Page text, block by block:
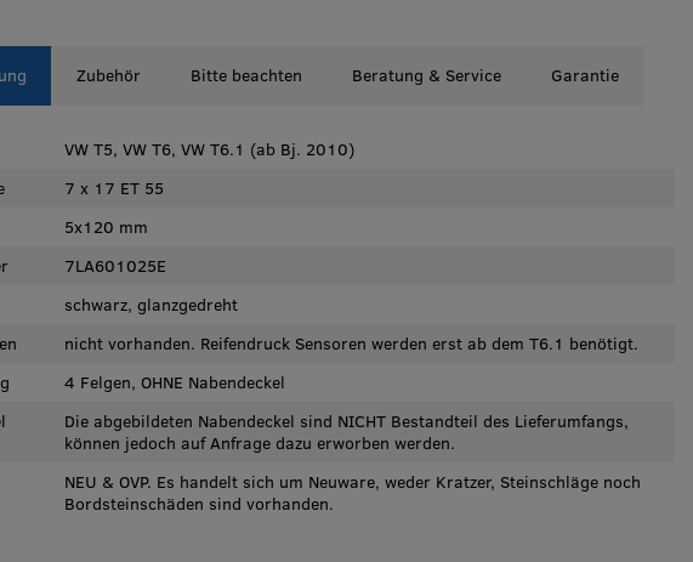
Zubehör Bitte beachten Beratung & Service Garantie
VW T5, VW T6, VW T6.1 (ab Bj. 2010)
7 x 17 ET 55
5x120 mm
7LA601025E
schwarz, glanzgedreht
nicht vorhanden. Reifendruck Sensoren werden erst ab dem T6.1 benötigt.
4 Felgen, OHNE Nabendeckel
Die abgebildeten Nabendeckel sind NICHT Bestandteil des Lieferumfangs,
können jedoch auf Anfrage dazu erworben werden.
NEU & OVP. Es handelt sich um Neuware, weder Kratzer, Steinschläge noch
Bordsteinschäden sind vorhanden.